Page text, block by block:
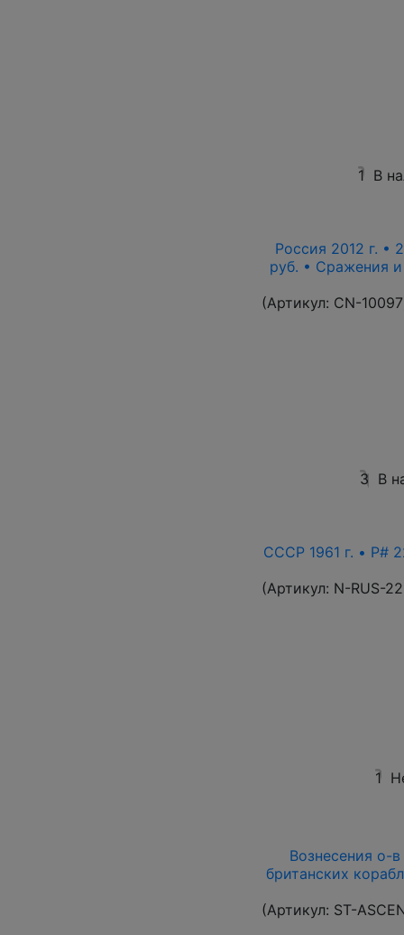
1 В
Россия 2012 г. •
руб. • Сражения
(Артикул: CN-10097
3 В
СССР 1961 г. • P#
(Артикул: N-RUS-
1
Вознесения о-
британских
(Артикул: ST-